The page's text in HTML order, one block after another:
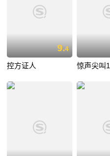
9.4
控方证人 惊声尖叫1